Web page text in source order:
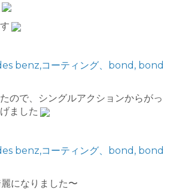
ので、シングルアクションからがっ
ました
になりました〜